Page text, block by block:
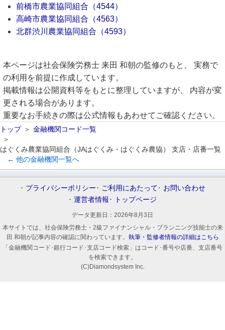
前橋市農業協同組合（4544）
高崎市農業協同組合（4563）
北群渋川農業協同組合（4593）
本ページは社会保険労務士 来田 和朝の監修のもと、 実務で
の利用を前提に作成しています。
掲載情報は公開資料等をもとに整理していますが、 内容が変
更される場合があります。
重要なお手続きの際は公式情報もあわせてご確認ください。
トップ 金融機関コード一覧
はぐくみ農業協同組合（JAはぐくみ・はぐくみ農協） 支店・店番一覧
← 他の金融機関一覧へ
プライバシーポリシー ご利用にあたって
お問い合わせ
運営者情報
トップページ
データ更新日： 2026年8月3日
本サイトでは、社会保険労務士・2級ファイナンシャル・プランニング技能士の来
田 和朝が記事内容の確認に関わっています。 執筆・監修者情報の詳細はこちら
「金融機関コード･銀行コード･支店コード検索」はコード･番号や店番、支店番号
を検索できます。
(C)Diamondsystem Inc.